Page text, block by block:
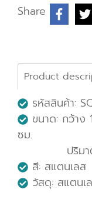
Share
Product
รหัสสินค้า:
ขนาด: กว้าง
ซม.
ปริมาตร
สี: สแตนเลส
วัสดุ: สแตนเ